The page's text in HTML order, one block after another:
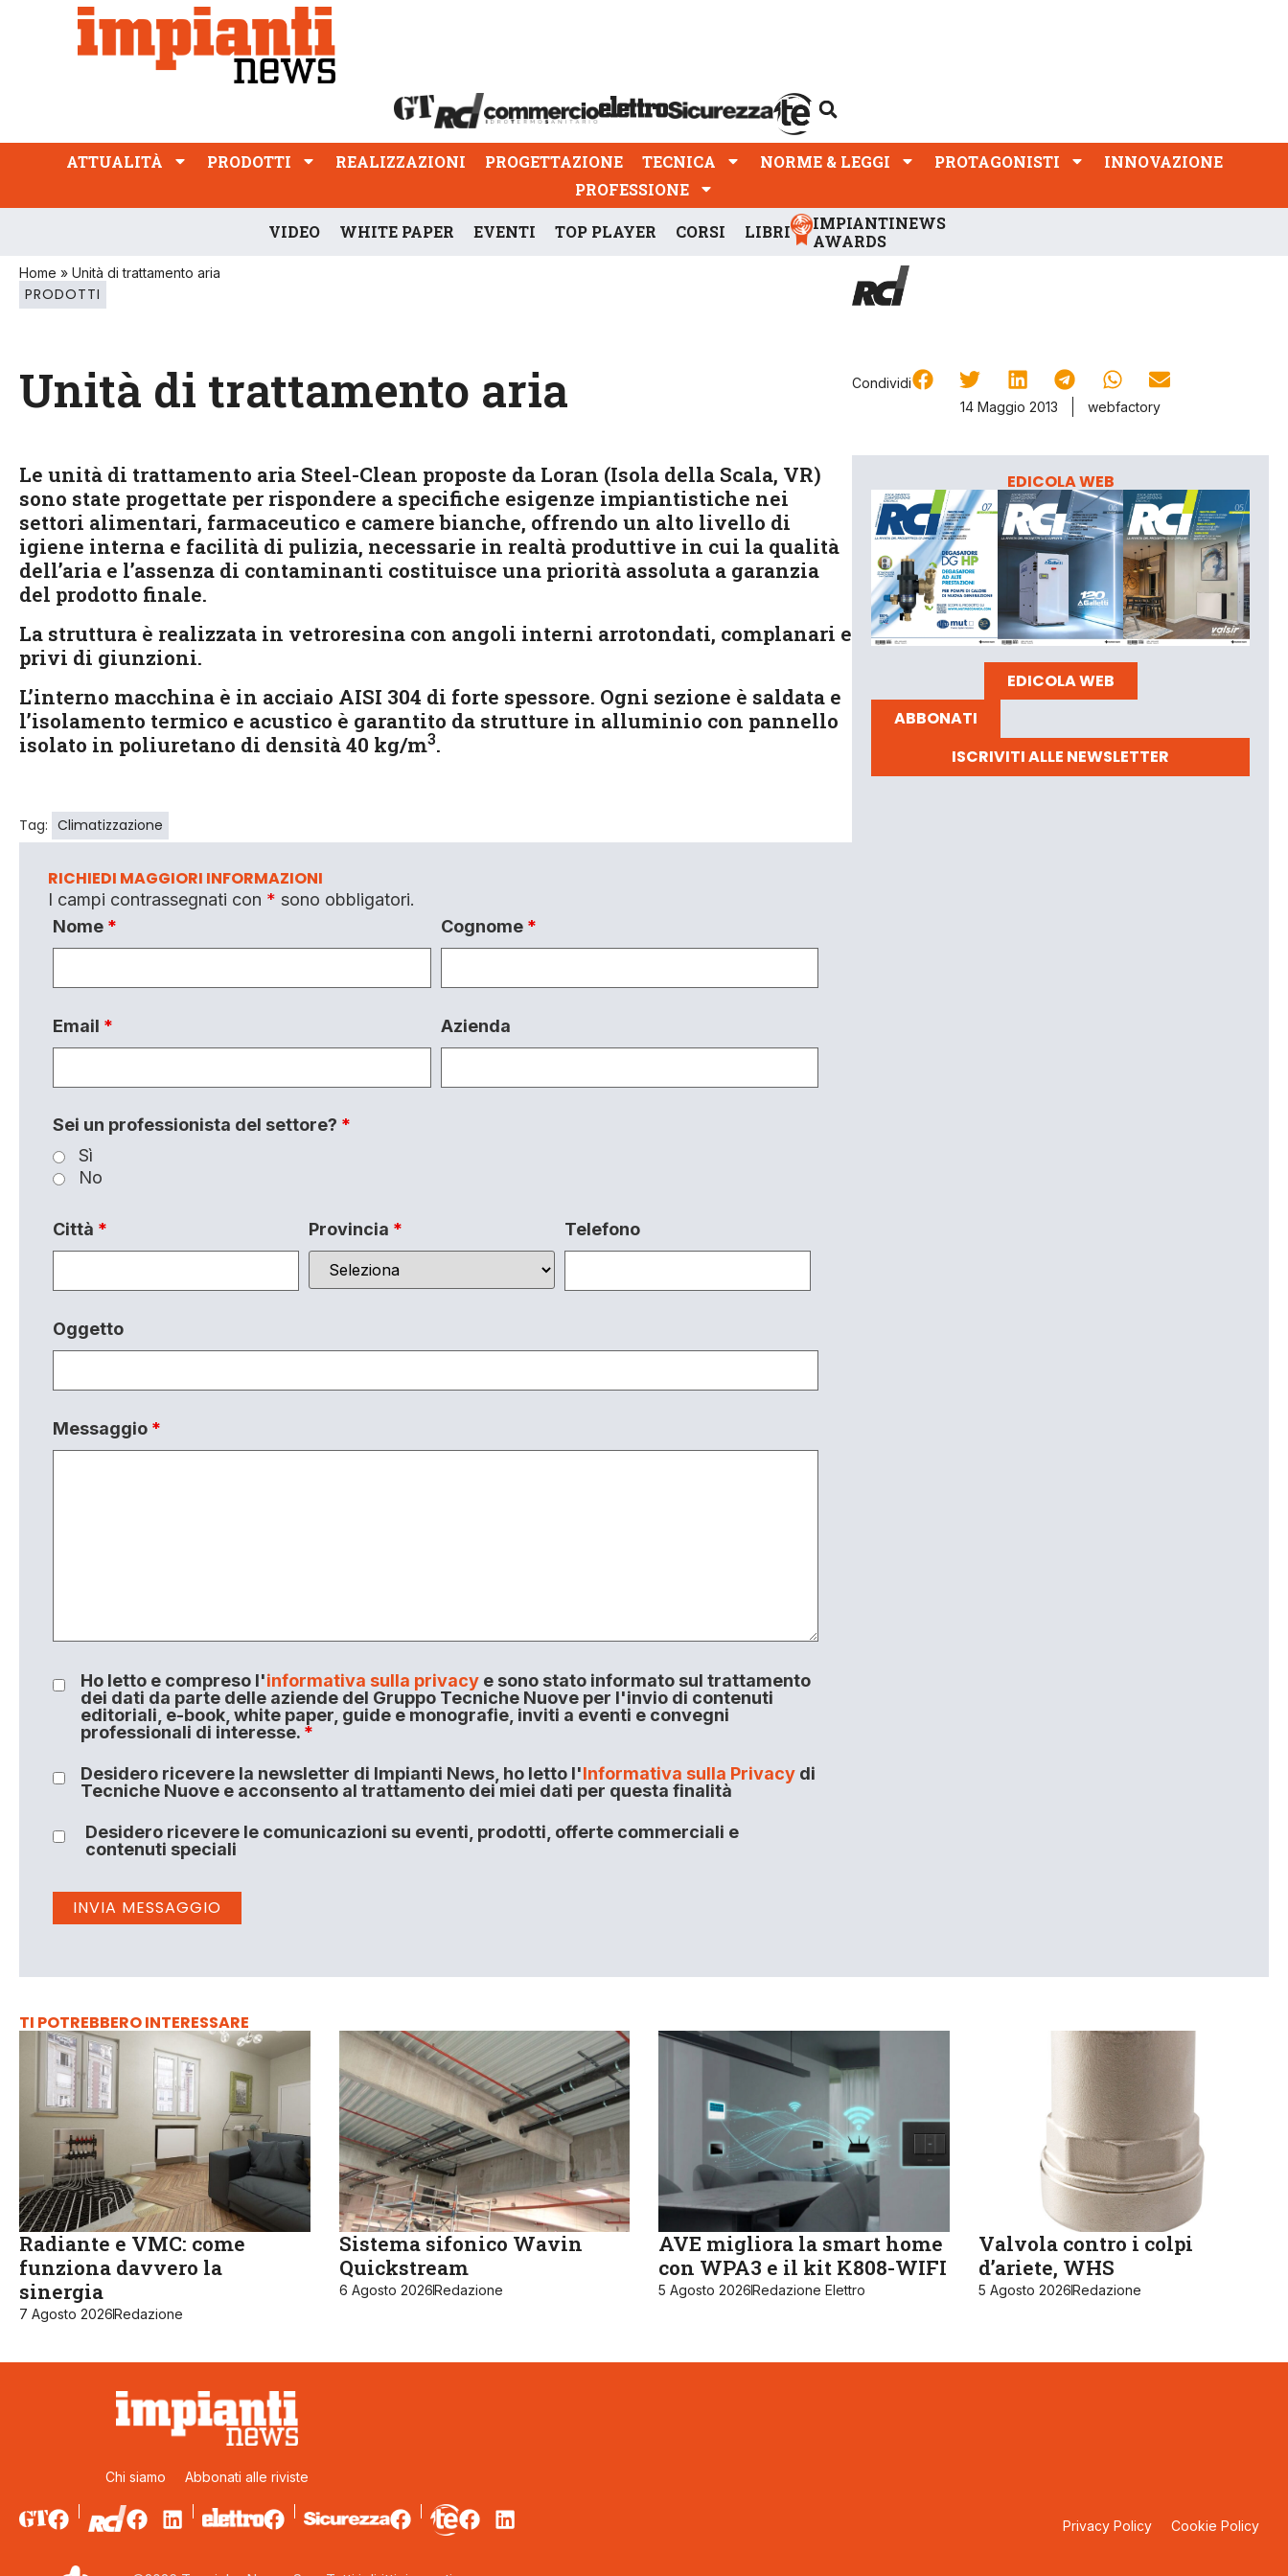
ATTUALITÀ PRODOTTI REALIZZAZIONI
PROFESSIONE
ATTUALITÀ PRODOTTI REALIZZAZIONI PROGETTAZIONE TECNICA NORME & LEGGI PROTAGONISTI
INNOVAZIONE
PROFESSIONE
VIDEO WHITE PAPER EVENTI TOP PLAYER CORSI LIBRI
IMPIANTINEWS
AWARDS
Home » Unità di trattamento aria
PRODOTTI
Unità di trattamento aria
Condividi
14 Maggio 2013
webfactory
Le unità di trattamento aria Steel-Clean proposte da Loran (Isola della Scala, VR)
sono state progettate per rispondere a specifiche esigenze impiantistiche nei
settori alimentari, farmaceutico e camere bianche, offrendo un alto livello di
igiene interna e facilità di pulizia, necessarie in realtà produttive in cui la qualità
dell’aria e l’assenza di contaminanti costituisce una priorità assoluta a garanzia
del prodotto finale.
La struttura è realizzata in vetroresina con angoli interni arrotondati, complanari e
privi di giunzioni.
L’interno macchina è in acciaio AISI 304 di forte spessore. Ogni sezione è saldata e
l’isolamento termico e acustico è garantito da strutture in alluminio con pannello
isolato in poliuretano di densità 40 kg/m3.
Tag: Climatizzazione
RICHIEDI MAGGIORI INFORMAZIONI
I campi contrassegnati con * sono obbligatori.
Nome * Cognome *
Email * Azienda
Sei un professionista del settore? *
Sì
No
Città * Provincia * Telefono
Oggetto
Messaggio *
Ho letto e compreso l'informativa sulla privacye sono stato informato sul trattamento
dei dati da parte delle aziende del Gruppo Tecniche Nuove per l'invio di contenuti
editoriali, e-book, white paper, guide e monografie, inviti a eventi e convegni
professionali di interesse. *
Desidero ricevere la newsletter di Impianti News, ho letto l'Informativa sulla Privacydi
Tecniche Nuove e acconsento al trattamento dei miei dati per questa finalità
Desidero ricevere le comunicazioni su eventi, prodotti, offerte commerciali e
contenuti speciali
EDICOLA WEB
EDICOLA WEB
ABBONATI
ISCRIVITI ALLE NEWSLETTER
TI POTREBBERO INTERESSARE
Radiante e VMC: come
funziona davvero la
sinergia
7 Agosto 2026Redazione
Sistema sifonico Wavin
Quickstream
6 Agosto 2026Redazione
AVE migliora la smart home
con WPA3 e il kit K808-WIFI
5 Agosto 2026Redazione Elettro
Valvola contro i colpi
d’ariete, WHS
5 Agosto 2026Redazione
Chi siamo Abbonati alle riviste
Privacy Policy Cookie Policy